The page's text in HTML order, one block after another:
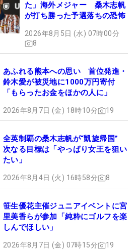
た」海外メジャー 桑木志帆
が打ち勝った予選落ちの恐怖
2026年8月5日 (水) 07時00分
8
あふれる熊本への思い 首位発進・
鈴木愛が被災地に1000万円寄付
「もらったお金をほかの人に」
2026年8月7日 (金) 18時10分 19
全英制覇の桑木志帆が“凱旋帰国”
次なる目標は「やっぱり女王を狙い
たい」
2026年8月4日 (火) 16時58分 8
笹生優花主催ジュニアイベントに宮
里美香らが参加「純粋にゴルフを楽
しんでほしい」
2026年8月7日 (金) 07時15分 19